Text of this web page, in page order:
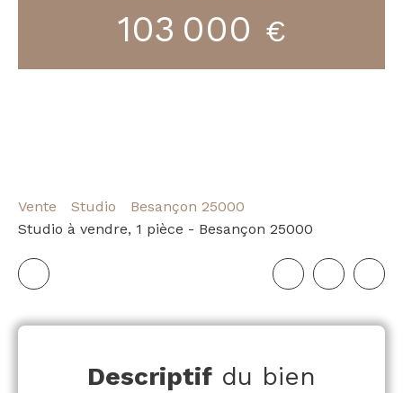
103 000 €
Vente Studio
Besançon 25000
Studio à vendre, 1 pièce - Besançon 25000
Descriptif du bien